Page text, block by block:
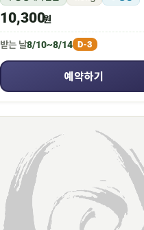
10,300원
받는 날8/10~8/14 D-3
예약하기